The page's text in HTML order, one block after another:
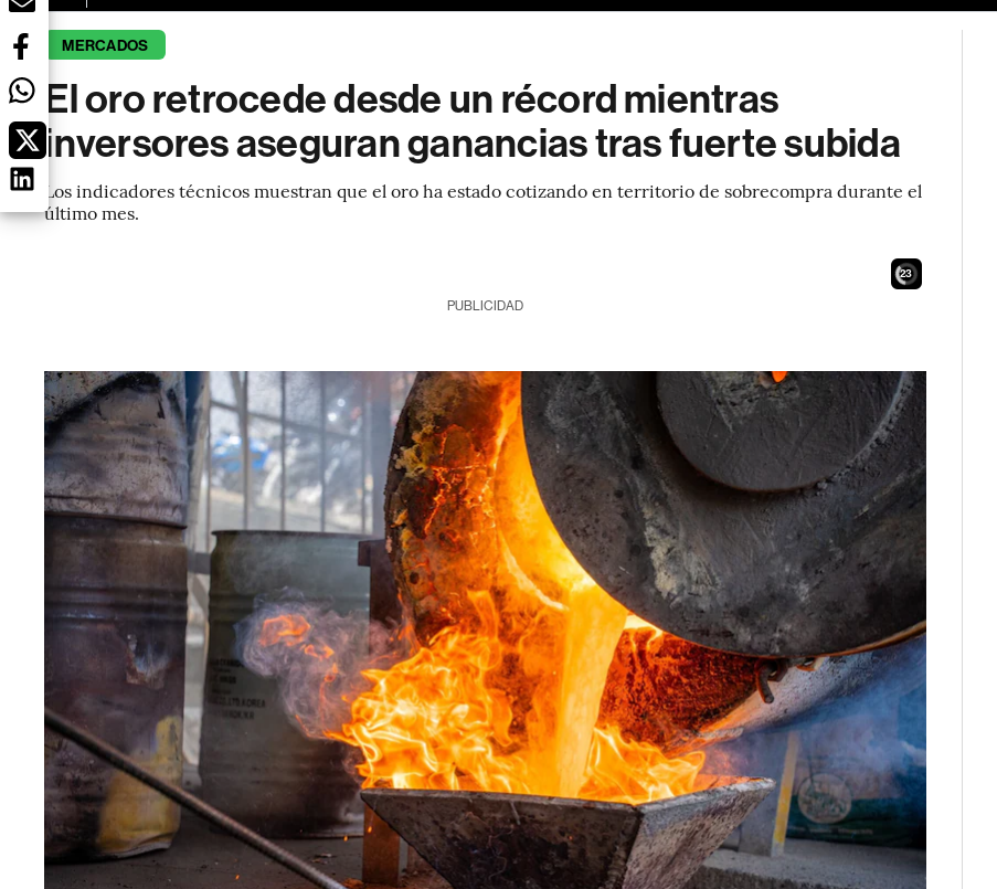
MERCADOS
El oro retrocede desde un récord mientras
inversores aseguran ganancias tras fuerte subida
Los indicadores técnicos muestran que el oro ha estado cotizando en territorio de sobrecompra durante el
último mes.
21
PUBLICIDAD